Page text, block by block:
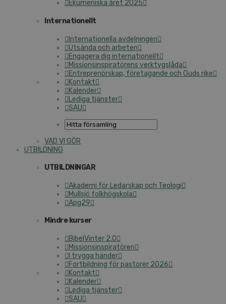
Ekumeniska året 2025
Internationellt
Internationella avdelningen
Utsända och arbeten
Engagera dig internationellt
Missionsinspiratörens verktygslåda
Entreprenörskap, företagande och Guds rike
Kontakt
Kalender
Lediga tjänster
SAU
VAD VI GÖR
UTBILDNING
UTBILDNINGAR
Akademi för Ledarskap och Teologi
Mullsjö folkhögskola
Apg29
Mindre kurser
BibelVinter 2.0
Missionsinspiratören
I trygga händer
Fortbildning för pastorer 2026
Kontakt
Kalender
Lediga tjänster
SAU